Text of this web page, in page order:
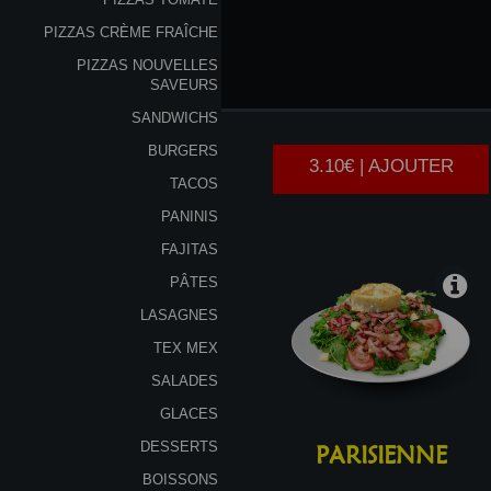
PIZZAS CRÈME FRAÎCHE
PIZZAS NOUVELLES
SAVEURS
SANDWICHS
BURGERS
TACOS
PANINIS
FAJITAS
PÂTES
LASAGNES
TEX MEX
SALADES
GLACES
DESSERTS
BOISSONS
3.10€ | AJOUTER
PARISIENNE